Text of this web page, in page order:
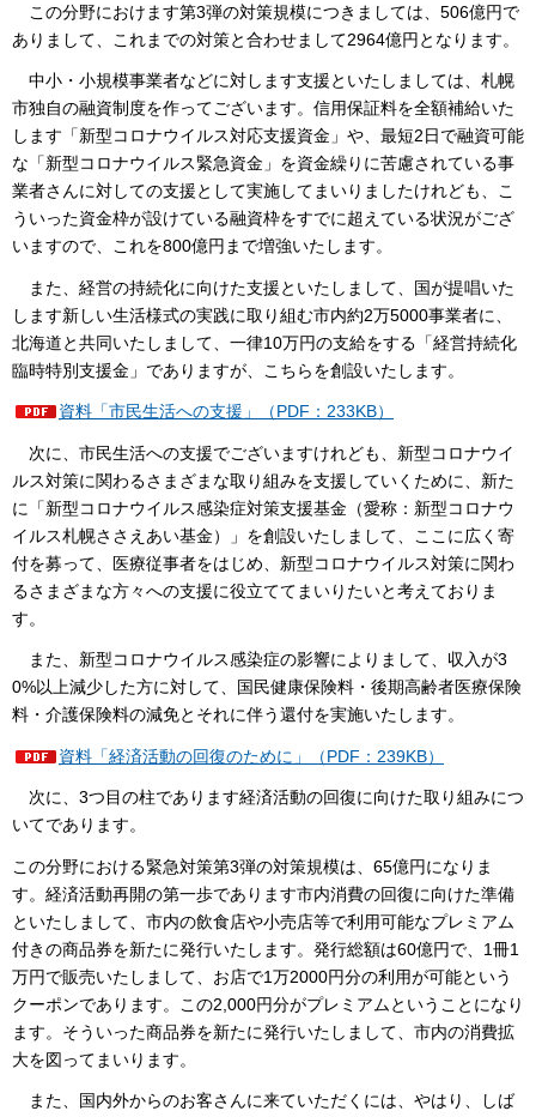
この分野におけます第3弾の対策規模につきましては、506億円で
ありまして、これまでの対策と合わせまして2964億円となります。
中小・小規模事業者などに対します支援といたしましては、札幌
市独自の融資制度を作ってございます。信用保証料を全額補給いた
します「新型コロナウイルス対応支援資金」や、最短2日で融資可能
な「新型コロナウイルス緊急資金」を資金繰りに苦慮されている事
業者さんに対しての支援として実施してまいりましたけれども、こ
ういった資金枠が設けている融資枠をすでに超えている状況がござ
いますので、これを800億円まで増強いたします。
また、経営の持続化に向けた支援といたしまして、国が提唱いた
します新しい生活様式の実践に取り組む市内約2万5000事業者に、
北海道と共同いたしまして、一律10万円の支給をする「経営持続化
臨時特別支援金」でありますが、こちらを創設いたします。
資料「市民生活への支援」（PDF：233KB）
次に、市民生活への支援でございますけれども、新型コロナウイ
ルス対策に関わるさまざまな取り組みを支援していくために、新た
に「新型コロナウイルス感染症対策支援基金（愛称：新型コロナウ
イルス札幌ささえあい基金）」を創設いたしまして、ここに広く寄
付を募って、医療従事者をはじめ、新型コロナウイルス対策に関わ
るさまざまな方々への支援に役立ててまいりたいと考えておりま
す。
また、新型コロナウイルス感染症の影響によりまして、収入が3
0%以上減少した方に対して、国民健康保険料・後期高齢者医療保険
料・介護保険料の減免とそれに伴う還付を実施いたします。
資料「経済活動の回復のために」（PDF：239KB）
次に、3つ目の柱であります経済活動の回復に向けた取り組みにつ
いてであります。
この分野における緊急対策第3弾の対策規模は、65億円になりま
す。経済活動再開の第一歩であります市内消費の回復に向けた準備
といたしまして、市内の飲食店や小売店等で利用可能なプレミアム
付きの商品券を新たに発行いたします。発行総額は60億円で、1冊1
万円で販売いたしまして、お店で1万2000円分の利用が可能という
クーポンであります。この2,000円分がプレミアムということになり
ます。そういった商品券を新たに発行いたしまして、市内の消費拡
大を図ってまいります。
また、国内外からのお客さんに来ていただくには、やはり、しば